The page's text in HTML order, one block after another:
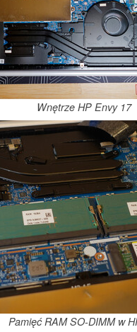
Wnętrze HP Envy 17
Pamięć RAM SO-DIMM w